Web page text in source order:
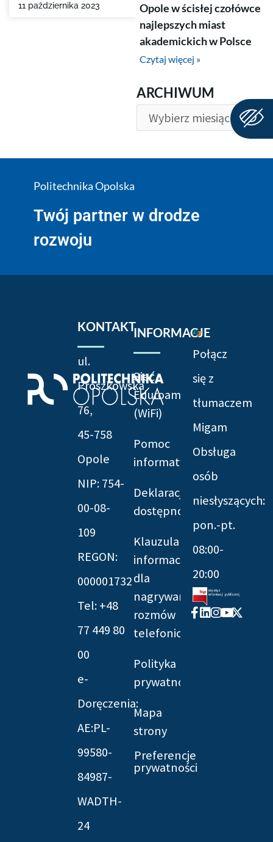
11 października 2023
Opole w ścisłej czołówce
najlepszych miast
akademickich w Polsce
Czytaj więcej »
ARCHIWUM
ARCHIWUM
Politechnika Opolska
Twój partner w drodze
rozwoju
KONTAKT
ul.
Prószkowska
76,
45-758
Opole
NIP: 754-
00-08-
109
REGON:
000001732
Tel: +48
77 449 80
00
e-
Doręczenia:
AE:PL-
99580-
84987-
WADTH-
24
INFORMACJE
Sieć
Eduroam
(WiFi)
Pomoc
informatyczna
Deklaracja
dostępności
Klauzula
informacyjna
dla
nagrywania
rozmów
telefonicznych
Polityka
prywatności
Mapa
strony
Preferencje
prywatności
Połącz
się z
tłumaczem
Migam
Obsługa
osób
niesłyszących:
pon.-pt.
08:00-
20:00
Facebook-
f
Linkedin
Instagram
Youtube
X-
twitter